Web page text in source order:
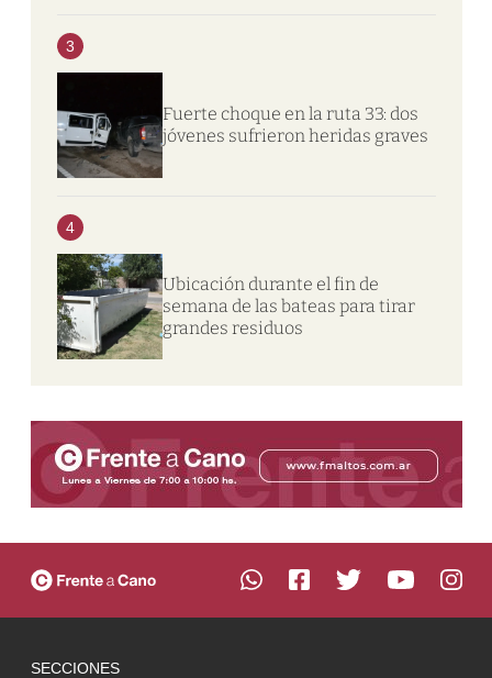
3
Fuerte choque en la ruta 33: dos
jóvenes sufrieron heridas graves
4
Ubicación durante el fin de
semana de las bateas para tirar
grandes residuos
SECCIONES